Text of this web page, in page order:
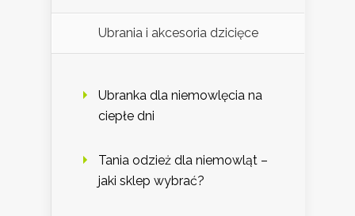
Ubrania i akcesoria dzicięce
Ubranka dla niemowlęcia na
ciepłe dni
Tania odzież dla niemowląt –
jaki sklep wybrać?